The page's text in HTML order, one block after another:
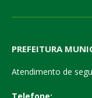
PREFEITURA
Atendimento de